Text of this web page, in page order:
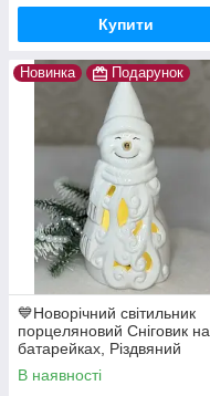
Купити
Новинка Подарунок
💙Новорічний світильник
порцеляновий Сніговик на
батарейках, Різдвяний
декоративний ліхтарик
В наявності